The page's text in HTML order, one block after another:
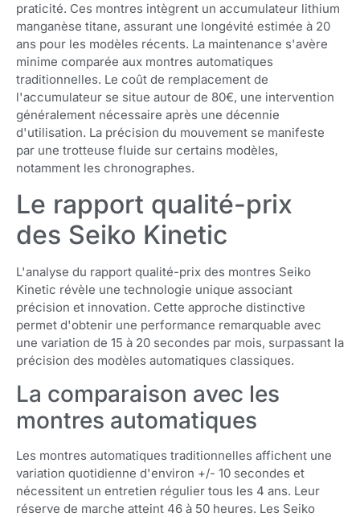
praticité. Ces montres intègrent un accumulateur lithium
manganèse titane, assurant une longévité estimée à 20
ans pour les modèles récents. La maintenance s'avère
minime comparée aux montres automatiques
traditionnelles. Le coût de remplacement de
l'accumulateur se situe autour de 80€, une intervention
généralement nécessaire après une décennie
d'utilisation. La précision du mouvement se manifeste
par une trotteuse fluide sur certains modèles,
notamment les chronographes.
Le rapport qualité-prix
des Seiko Kinetic
L'analyse du rapport qualité-prix des montres Seiko
Kinetic révèle une technologie unique associant
précision et innovation. Cette approche distinctive
permet d'obtenir une performance remarquable avec
une variation de 15 à 20 secondes par mois, surpassant la
précision des modèles automatiques classiques.
La comparaison avec les
montres automatiques
Les montres automatiques traditionnelles affichent une
variation quotidienne d'environ +/- 10 secondes et
nécessitent un entretien régulier tous les 4 ans. Leur
réserve de marche atteint 46 à 50 heures. Les Seiko